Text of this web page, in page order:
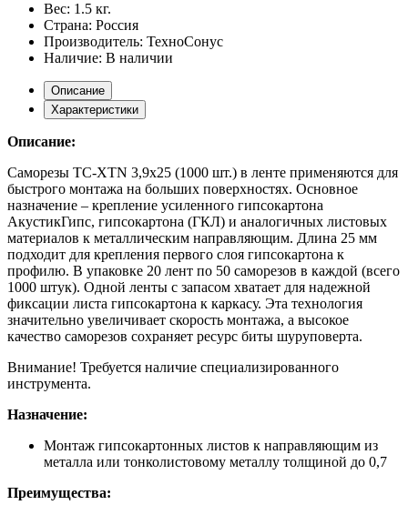
Вес: 1.5 кг.
Страна: Россия
Производитель: ТехноСонус
Наличие: В наличии
Описание
Характеристики
Описание:
Саморезы ТС-XTN 3,9х25 (1000 шт.) в ленте применяются для
быстрого монтажа на больших поверхностях. Основное
назначение – крепление усиленного гипсокартона
АкустикГипс, гипсокартона (ГКЛ) и аналогичных листовых
материалов к металлическим направляющим. Длина 25 мм
подходит для крепления первого слоя гипсокартона к
профилю. В упаковке 20 лент по 50 саморезов в каждой (всего
1000 штук). Одной ленты с запасом хватает для надежной
фиксации листа гипсокартона к каркасу. Эта технология
значительно увеличивает скорость монтажа, а высокое
качество саморезов сохраняет ресурс биты шуруповерта.
Внимание! Требуется наличие специализированного
инструмента.
Назначение:
Монтаж гипсокартонных листов к направляющим из
металла или тонколистовому металлу толщиной до 0,7
Преимущества: